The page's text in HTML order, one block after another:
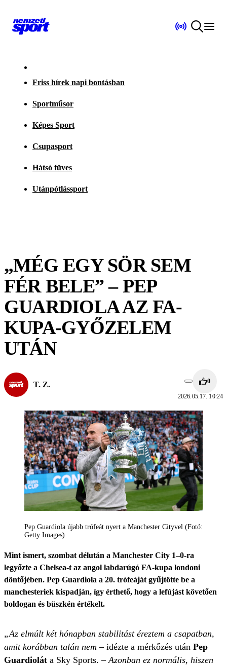
Friss hírek napi bontásban
Sportműsor
Képes Sport
Csupasport
Hátsó füves
Utánpótlássport
„MÉG EGY SÖR SEM
FÉR BELE” – PEP
GUARDIOLA AZ FA-
KUPA-GYŐZELEM
UTÁN
T. Z. 0
2026.05.17. 10:24
Pep Guardiola újabb trófeát nyert a Manchester Cityvel (Fotó:
Getty Images)
Mint ismert, szombat délután a Manchester City 1–0-ra
legyőzte a Chelsea-t az angol labdarúgó FA-kupa londoni
döntőjében. Pep Guardiola a 20. trófeáját gyűjtötte be a
manchesteriek kispadján, így érthető, hogy a lefújást követően
boldogan és büszkén értékelt.
„Az elmúlt két hónapban stabilitást éreztem a csapatban,
amit korábban talán nem – idézte a mérkőzés után Pep
Guardiolát a Sky Sports. –Azonban ez normális, hiszen